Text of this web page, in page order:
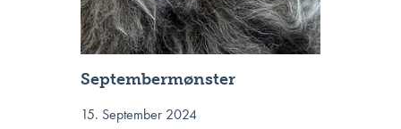
Septembermønster
15. September 2024